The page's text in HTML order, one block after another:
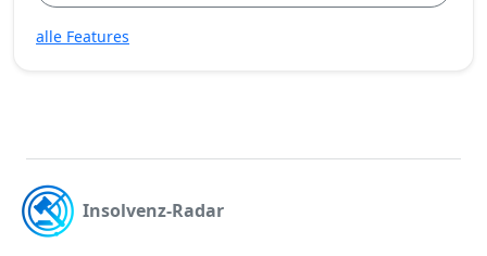
alle Features
Insolvenz-Radar